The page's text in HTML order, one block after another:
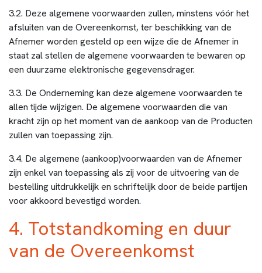
3.2. Deze algemene voorwaarden zullen, minstens vóór het
afsluiten van de Overeenkomst, ter beschikking van de
Afnemer worden gesteld op een wijze die de Afnemer in
staat zal stellen de algemene voorwaarden te bewaren op
een duurzame elektronische gegevensdrager.
3.3. De Onderneming kan deze algemene voorwaarden te
allen tijde wijzigen. De algemene voorwaarden die van
kracht zijn op het moment van de aankoop van de Producten
zullen van toepassing zijn.
3.4. De algemene (aankoop)voorwaarden van de Afnemer
zijn enkel van toepassing als zij voor de uitvoering van de
bestelling uitdrukkelijk en schriftelijk door de beide partijen
voor akkoord bevestigd worden.
4. Totstandkoming en duur
van de Overeenkomst